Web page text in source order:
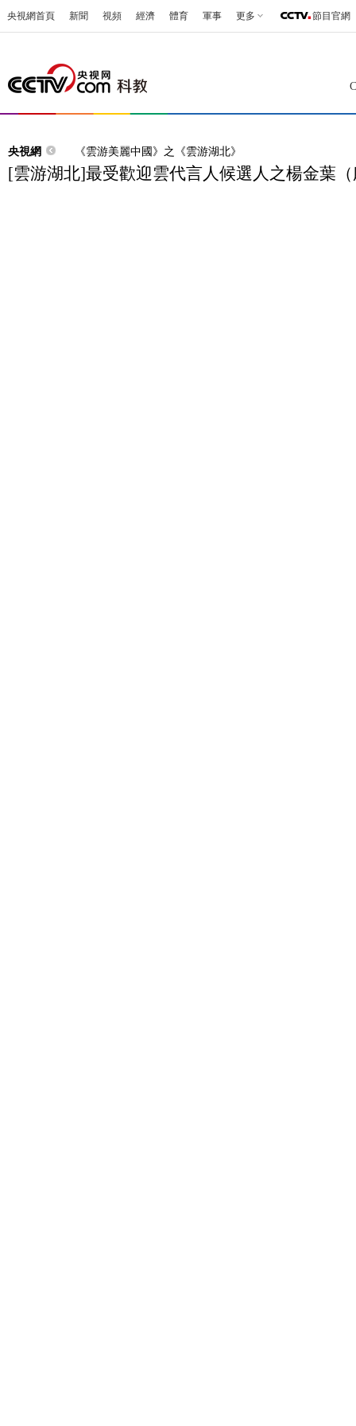
央視網首頁 新聞 視頻 經濟 體育 軍事 更多 節目官網
央視網 《雲游美麗中國》之《雲游湖北》
[雲游湖北]最受歡迎雲代言人候選人之楊金葉